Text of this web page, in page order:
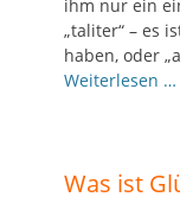
ihm nur ein
„taliter“ – es
haben, oder
Weiterlesen …
Was ist